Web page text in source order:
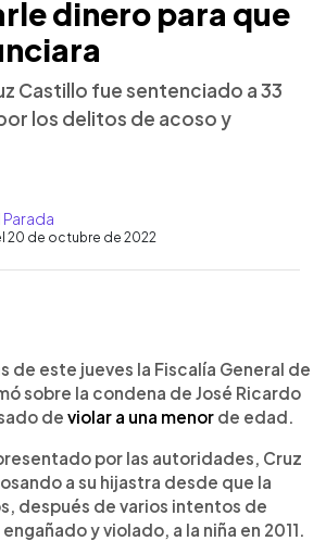
dinero para que
Castillo fue sentenciado a 33
los delitos de acoso y
20 de octubre de 2022
artículo
de este jueves la Fiscalía General de
sobre la condena de José Ricardo
de violar a una menor de edad.
por las autoridades, Cruz
a su hijastra desde que la
después de varios intentos de
y violado, a la niña en 2011.